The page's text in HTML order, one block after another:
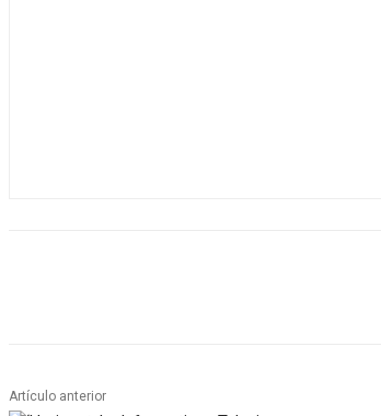
Artículo anterior